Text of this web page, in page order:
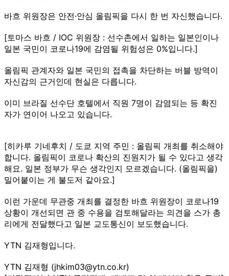
바흐 위원장은 안전·안심 올림픽을 다시 한 번 자신했습니다.
[토마스 바흐 / IOC 위원장 : 선수촌에서 일하는 일본인이나
일본 국민이 코로나19에 감염될 위험성은 0%입니다.]
올림픽 관계자와 일본 국민의 접촉을 차단하는 버블 방역이
자신감의 근거인데 현실은 다릅니다.
이미 브라질 선수단 호텔에서 직원 7명이 감염되는 등 확진
자가 연이어 나오고 있습니다.
[히카루 기네후치 / 도쿄 지역 주민 : 올림픽 개최를 취소해야
합니다. 올림픽이 코로나 확산의 진원지가 될 수 있다고 생각
해요. 일본 정부가 무슨 생각인지 모르겠습니다. (올림픽을)
밀어붙이는 게 불도저 같아요.]
이런 가운데 무관중 개최를 결정한 바흐 위원장이 코로나19
상황이 개선되면 관 중 수용을 검토해달라는 의견을 스가 총
리에게 전달했다고 일본 교도통신이 보도했습니다.
YTN 김재형입니다.
YTN 김재형 (jhkim03@ytn.co.kr)